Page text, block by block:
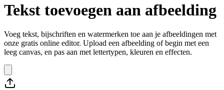
Tekst toevoegen aan afbeelding
Voeg tekst, bijschriften en watermerken toe aan je afbeeldingen met
onze gratis online editor. Upload een afbeelding of begin met een
leeg canvas, en pas aan met lettertypen, kleuren en effecten.